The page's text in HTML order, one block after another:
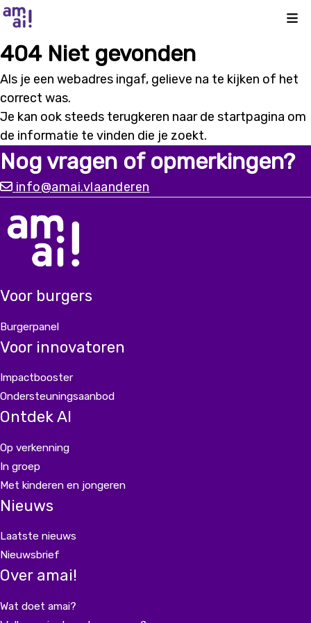
404 Niet gevonden
Als je een webadres ingaf, gelieve na te kijken of het
correct was.
Je kan ook steeds terugkeren naar de startpagina om
de informatie te vinden die je zoekt.
Nog vragen of opmerkingen?
info@amai.vlaanderen
Voor burgers
Burgerpanel
Voor innovatoren
Impactbooster
Ondersteuningsaanbod
Ontdek AI
Op verkenning
In groep
Met kinderen en jongeren
Nieuws
Laatste nieuws
Nieuwsbrief
Over amai!
Wat doet amai?